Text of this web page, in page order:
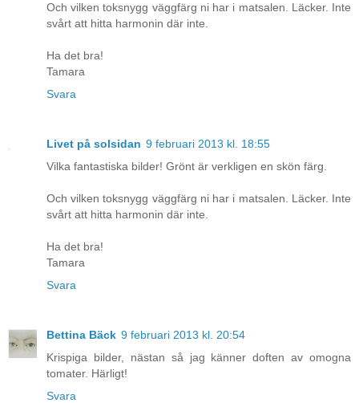
Och vilken toksnygg väggfärg ni har i matsalen. Läcker. Inte
svårt att hitta harmonin där inte.
Ha det bra!
Tamara
Svara
Livet på solsidan 9 februari 2013 kl. 18:55
Vilka fantastiska bilder! Grönt är verkligen en skön färg.
Och vilken toksnygg väggfärg ni har i matsalen. Läcker. Inte
svårt att hitta harmonin där inte.
Ha det bra!
Tamara
Svara
Bettina Bäck 9 februari 2013 kl. 20:54
Krispiga bilder, nästan så jag känner doften av omogna
tomater. Härligt!
Svara